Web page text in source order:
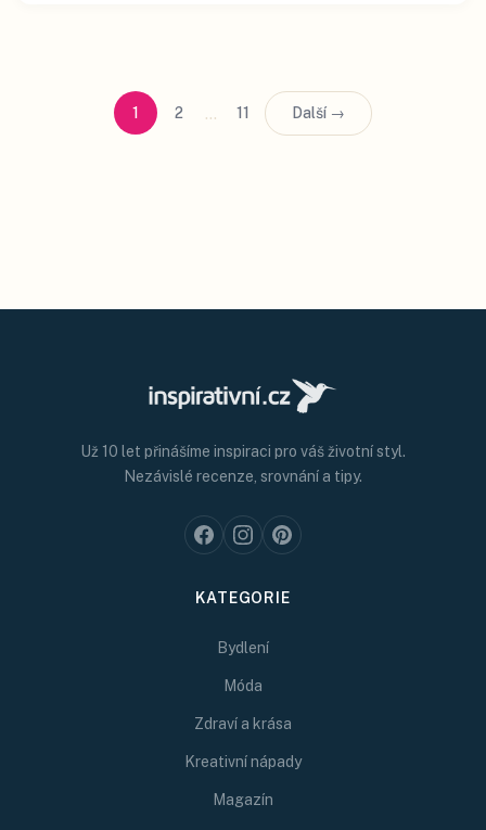
1 2 … 11 Další →
Už 10 let přinášíme inspiraci pro váš životní styl.
Nezávislé recenze, srovnání a tipy.
KATEGORIE
Bydlení
Móda
Zdraví a krása
Kreativní nápady
Magazín